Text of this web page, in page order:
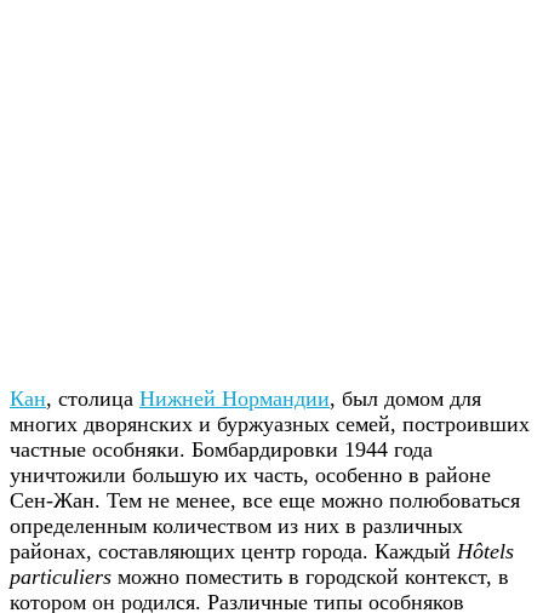
Кан, столица Нижней Нормандии, был домом для
многих дворянских и буржуазных семей, построивших
частные особняки. Бомбардировки 1944 года
уничтожили большую их часть, особенно в районе
Сен-Жан. Тем не менее, все еще можно полюбоваться
определенным количеством из них в различных
районах, составляющих центр города. Каждый Hôtels
particuliers можно поместить в городской контекст, в
котором он родился. Различные типы особняков